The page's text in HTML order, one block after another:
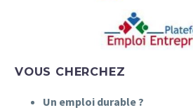
VOUS CHERCHEZ
Un emploi durable ?